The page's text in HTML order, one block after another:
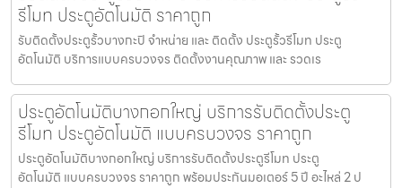
รีโมท ประตูอัตโนมัติ ราคาถูก
รับติดตั้งประตูรั้วบางกะปิ จำหน่าย และ ติดตั้ง ประตูรั้วรีโมท ประตู
อัตโนมัติ บริการแบบครบวงจร ติดตั้งงานคุณภาพ และ รวดเร
ประตูอัตโนมัติบางกอกใหญ่ บริการรับติดตั้งประตู
รีโมท ประตูอัตโนมัติ แบบครบวงจร ราคาถูก
ประตูอัตโนมัติบางกอกใหญ่ บริการรับติดตั้งประตูรีโมท ประตู
อัตโนมัติ แบบครบวงจร ราคาถูก พร้อมประกันมอเตอร์ 5 ปี อะไหล่ 2 ป